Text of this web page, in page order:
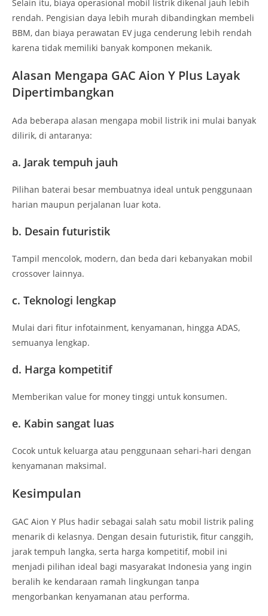
Selain itu, biaya operasional mobil listrik dikenal jauh lebih
rendah. Pengisian daya lebih murah dibandingkan membeli
BBM, dan biaya perawatan EV juga cenderung lebih rendah
karena tidak memiliki banyak komponen mekanik.
Alasan Mengapa GAC Aion Y Plus Layak
Dipertimbangkan
Ada beberapa alasan mengapa mobil listrik ini mulai banyak
dilirik, di antaranya:
a. Jarak tempuh jauh
Pilihan baterai besar membuatnya ideal untuk penggunaan
harian maupun perjalanan luar kota.
b. Desain futuristik
Tampil mencolok, modern, dan beda dari kebanyakan mobil
crossover lainnya.
c. Teknologi lengkap
Mulai dari fitur infotainment, kenyamanan, hingga ADAS,
semuanya lengkap.
d. Harga kompetitif
Memberikan value for money tinggi untuk konsumen.
e. Kabin sangat luas
Cocok untuk keluarga atau penggunaan sehari-hari dengan
kenyamanan maksimal.
Kesimpulan
GAC Aion Y Plus hadir sebagai salah satu mobil listrik paling
menarik di kelasnya. Dengan desain futuristik, fitur canggih,
jarak tempuh langka, serta harga kompetitif, mobil ini
menjadi pilihan ideal bagi masyarakat Indonesia yang ingin
beralih ke kendaraan ramah lingkungan tanpa
mengorbankan kenyamanan atau performa.